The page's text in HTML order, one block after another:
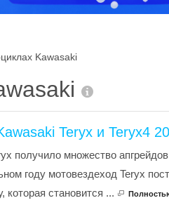
Kawasaki
Teryx и Teryx4
получило множество
году мотовездеход Teryx
становится ...